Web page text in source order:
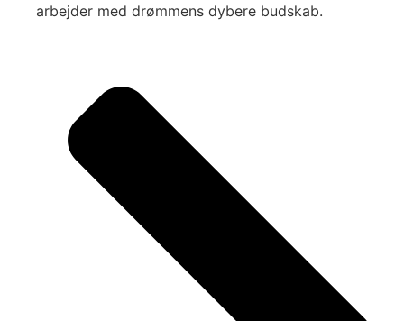
arbejder med drømmens dybere budskab.